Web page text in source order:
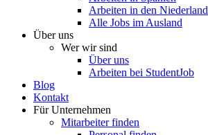
Arbeiten in den
Alle Jobs im Ausland
Über uns
Wer wir sind
Über uns
Arbeiten bei StudentJob
Blog
Kontakt
Für Unternehmen
Mitarbeiter finden